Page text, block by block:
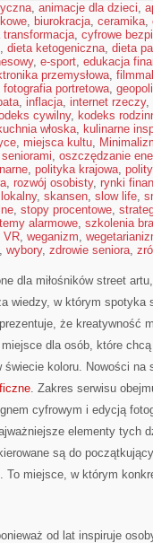
, animacje dla dzieci,
, biurokracja, ceramika,
transformacja, cyfrowe
, dieta ketogeniczna, dieta
, e-sport, edukacja
przemysłowa,
fotografia portretowa,
, inflacja, internet rzeczy,
cywilny, kodeks
włoska, kulinarne
, miejsca kultu,
, oszczędzanie
, polityka krajowa,
, rozwój osobisty, rynki
, skansen, slow life,
, stopy procentowe,
alarmowe, szkolenia
VR, weganizm,
, wybory, zdrowie seniora,
dla miłośników street
wiedzy, w którym spotyka
że kreatywność
dla osób, które
koloru. Nowości na
. Zakres serwisu
cyfrowym i edycją
elementy tych
są do
miejsce, w którym
od lat inspiruje